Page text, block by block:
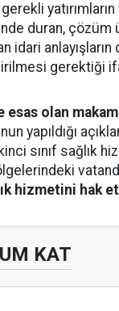
yatırımların
duran, çözüm
idari
gerektiği
esas olan
yapıldığı
sınıf sağlık
hizmetini hak
KAT